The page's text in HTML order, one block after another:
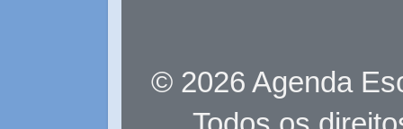
© 2026 Agenda